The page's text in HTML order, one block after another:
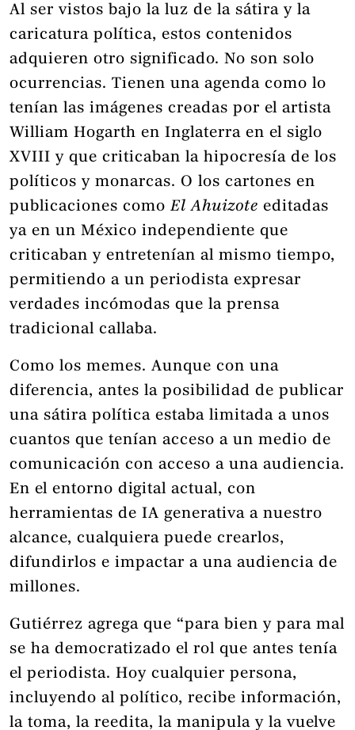
Al ser vistos bajo la luz de la sátira y la
caricatura política, estos contenidos
adquieren otro significado. No son solo
ocurrencias. Tienen una agenda como lo
tenían las imágenes creadas por el artista
William Hogarth en Inglaterra en el siglo
XVIII y que criticaban la hipocresía de los
políticos y monarcas. O los cartones en
publicaciones comoEl Ahuizote editadas
ya en un México independiente que
criticaban y entretenían al mismo tiempo,
permitiendo a un periodista expresar
verdades incómodas que la prensa
tradicional callaba.
Como los memes. Aunque con una
diferencia, antes la posibilidad de publicar
una sátira política estaba limitada a unos
cuantos que tenían acceso a un medio de
comunicación con acceso a una audiencia.
En el entorno digital actual, con
herramientas de IA generativa a nuestro
alcance, cualquiera puede crearlos,
difundirlos e impactar a una audiencia de
millones.
Gutiérrez agrega que “para bien y para mal
se ha democratizado el rol que antes tenía
el periodista. Hoy cualquier persona,
incluyendo al político, recibe información,
la toma, la reedita, la manipula y la vuelve